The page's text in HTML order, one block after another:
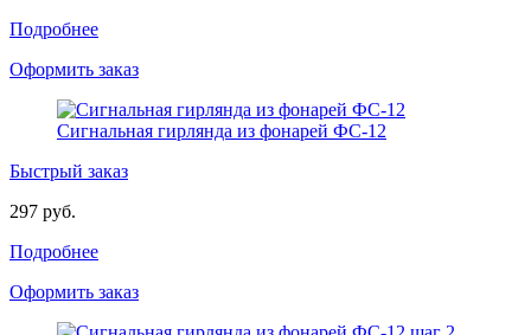
Подробнее
Оформить заказ
Сигнальная гирлянда из фонарей ФС-12
Быстрый заказ
297 руб.
Подробнее
Оформить заказ